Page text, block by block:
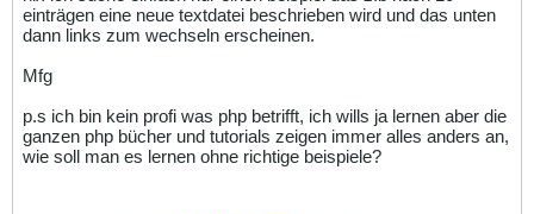
einträgen eine neue textdatei beschrieben wird und das unten
dann links zum wechseln erscheinen.
Mfg
p.s ich bin kein profi was php betrifft, ich wills ja lernen aber die
ganzen php bücher und tutorials zeigen immer alles anders an,
wie soll man es lernen ohne richtige beispiele?